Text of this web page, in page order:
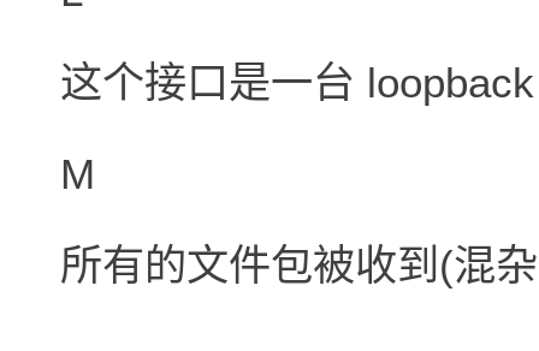
这个接口是一台
M
所有的文件包被收到(混